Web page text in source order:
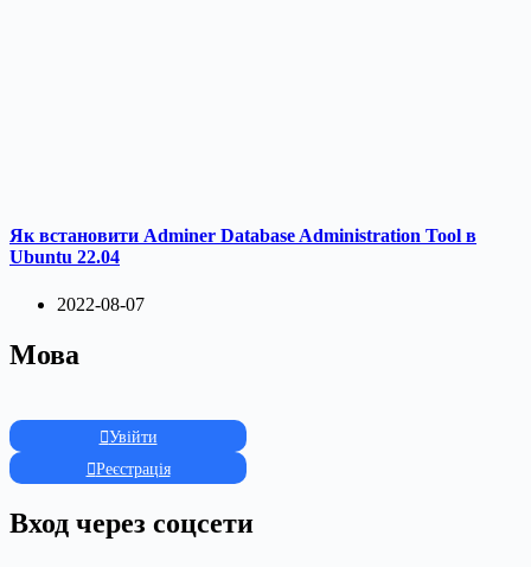
Як встановити Adminer Database Administration Tool в
Ubuntu 22.04
2022-08-07
Мова
Увійти
Реєстрація
Вход через соцсети